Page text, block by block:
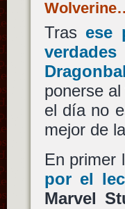
Tras ese
ponerse
el día no
mejor de
En primer
por el
Marvel